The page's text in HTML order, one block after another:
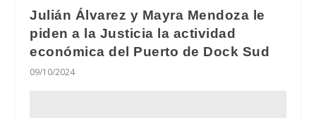
Julián Álvarez y Mayra Mendoza le
piden a la Justicia la actividad
económica del Puerto de Dock Sud
09/10/2024